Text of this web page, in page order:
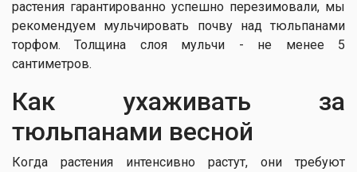
растения гарантированно успешно перезимовали, мы
рекомендуем мульчировать почву над тюльпанами
торфом. Толщина слоя мульчи - не менее 5
сантиметров.
Как ухаживать за
тюльпанами весной
Когда растения интенсивно растут, они требуют